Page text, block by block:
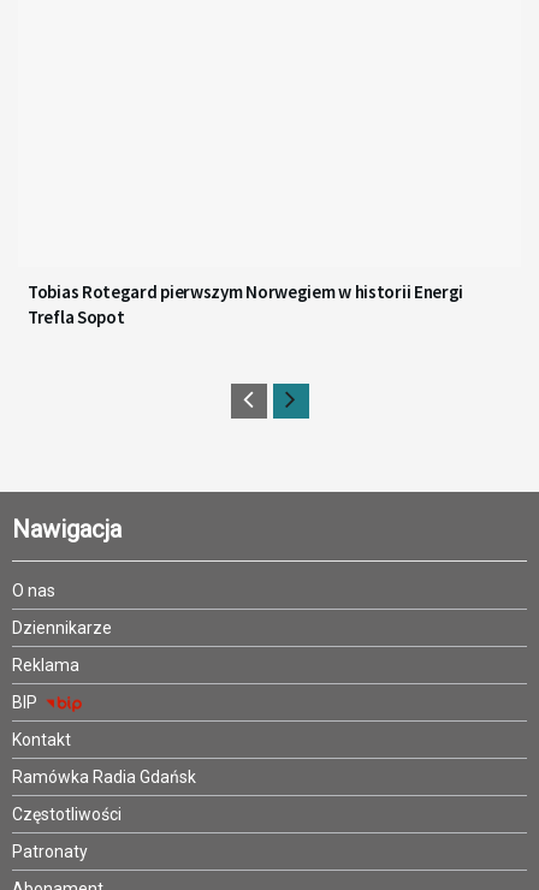
Tobias Rotegard pierwszym Norwegiem w historii Energi
Trefla Sopot
Nawigacja
O nas
Dziennikarze
Reklama
BIP
Kontakt
Ramówka Radia Gdańsk
Częstotliwości
Patronaty